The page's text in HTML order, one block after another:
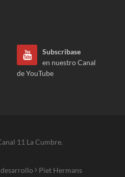
Subscribase
en nuestro Canal
de YouTube
11 La Cumbre.
Piet Hermans